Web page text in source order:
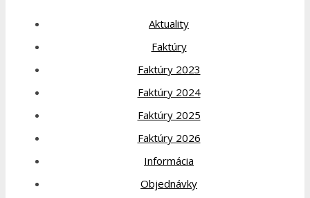
Aktuality
Faktúry
Faktúry 2023
Faktúry 2024
Faktúry 2025
Faktúry 2026
Informácia
Objednávky